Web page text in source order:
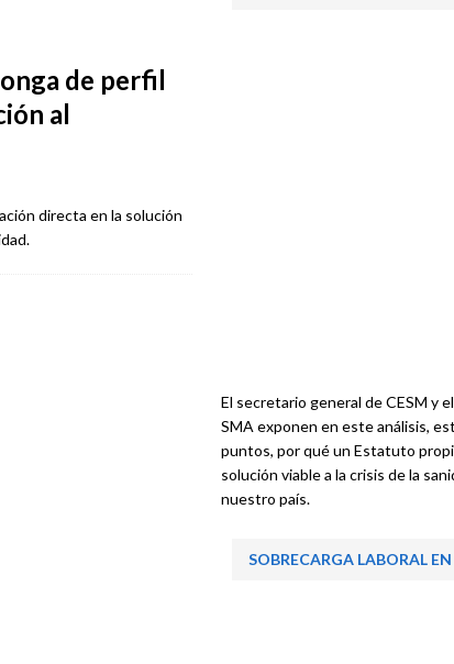
de perfil
al
directa en la solución
El secretario general de CESM y
SMA exponen en este análisis,
puntos, por qué un Estatuto
solución viable a la crisis de la
nuestro país.
SOBRECARGA LABORAL